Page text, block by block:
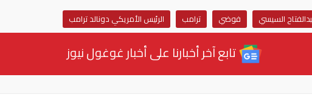
السيسي فوضي ترامب الرئيس الأمريكي دونالد ترامب
تابع آخر أخبارنا على أخبار غوغول نيوز